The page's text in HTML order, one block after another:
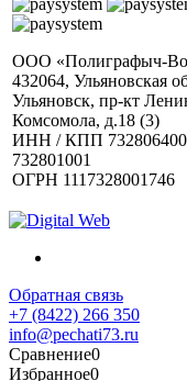
ООО «Полиграфыч-
432064, Ульяновская
Ульяновск, пр-кт
Комсомола, д.18 (3)
ИНН / КПП
732801001
ОГРН 1117328001746
Обратная связь
+7 (8422) 266 350
info@pechati73.ru
Сравнение0
Избранное0